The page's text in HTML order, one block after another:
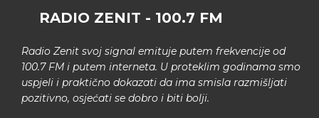
RADIO ZENIT - 100.7 FM
Radio Zenit svoj signal emituje putem frekvencije od
100.7 FM i putem interneta. U proteklim godinama smo
uspjeli i praktično dokazati da ima smisla razmišljati
pozitivno, osjećati se dobro i biti bolji.